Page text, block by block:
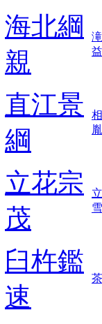
海北綱
親
益
直江景
綱
胤
立花宗
茂
雪
臼杵鑑
速